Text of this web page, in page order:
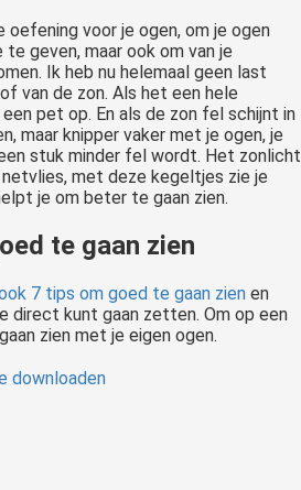
oefening voor je ogen, om je ogen
geven, maar ook om van je
Ik heb nu helemaal geen last
van de zon. Als het een hele
pet op. En als de zon fel schijnt in
maar knipper vaker met je ogen, je
stuk minder fel wordt. Het zonlicht
met deze kegeltjes zie je
je om beter te gaan zien.
te gaan zien
7 tips om goed te gaan zien en
direct kunt gaan zetten. Om op een
zien met je eigen ogen.
downloaden